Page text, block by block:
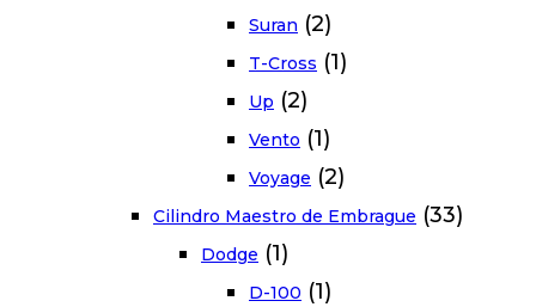
Suran (2)
T-Cross (1)
Up (2)
Vento (1)
Voyage (2)
Cilindro Maestro de Embrague (33)
Dodge (1)
D-100 (1)